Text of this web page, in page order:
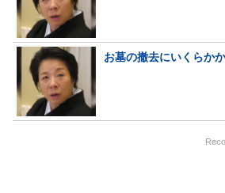
お墓の撤去にいくらか